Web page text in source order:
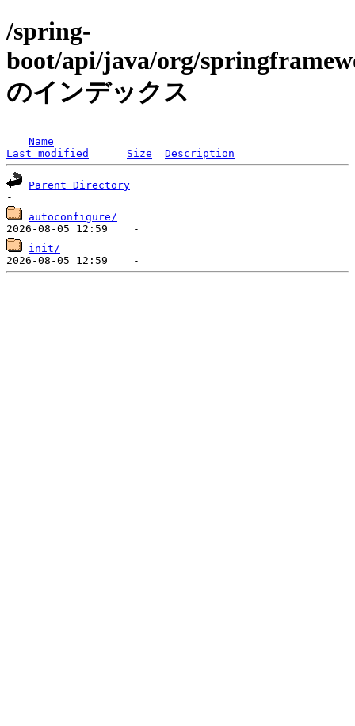
/spring-
boot/api/java/org/
のインデックス
Name
Last modified
Size Description
Parent Directory
autoconfigure/
init/